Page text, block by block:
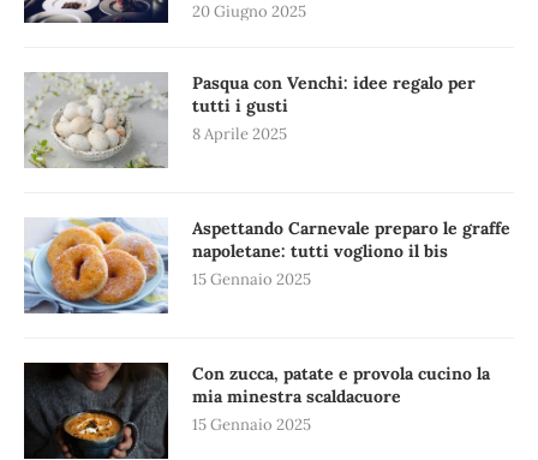
20 Giugno 2025
Pasqua con Venchi: idee regalo per
tutti i gusti
8 Aprile 2025
Aspettando Carnevale preparo le graffe
napoletane: tutti vogliono il bis
15 Gennaio 2025
Con zucca, patate e provola cucino la
mia minestra scaldacuore
15 Gennaio 2025